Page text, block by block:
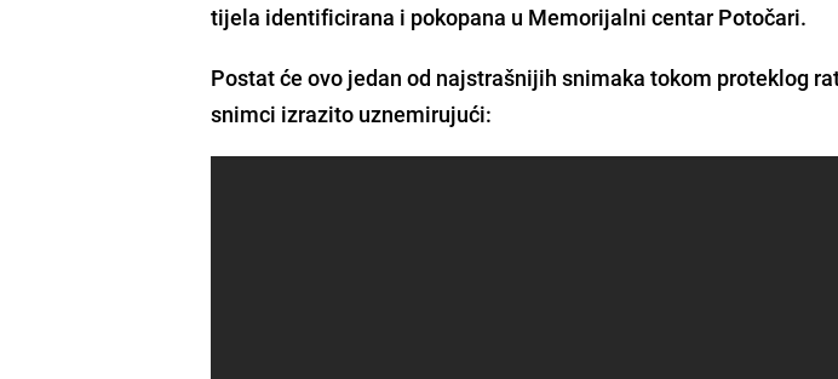
tijela identificirana i pokopana u Memorijalni centar Potočari.
Postat će ovo jedan od najstrašnijih snimaka tokom proteklog
snimci izrazito uznemirujući: